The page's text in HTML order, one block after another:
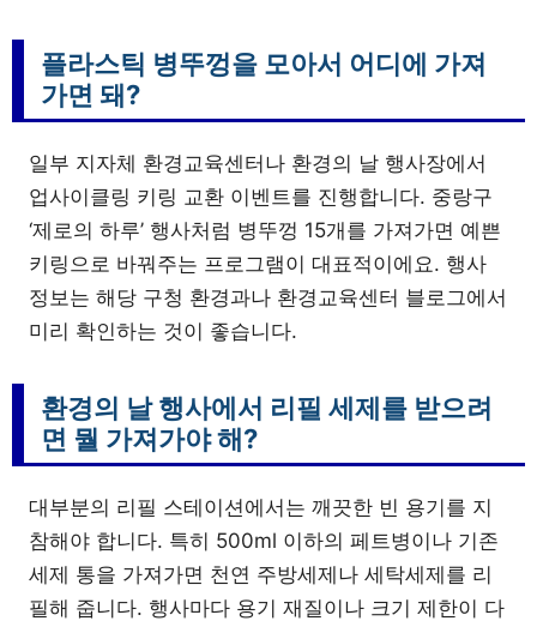
플라스틱 병뚜껑을 모아서 어디에 가져
가면 돼?
일부 지자체 환경교육센터나 환경의 날 행사장에서
업사이클링 키링 교환 이벤트를 진행합니다. 중랑구
‘제로의 하루’ 행사처럼 병뚜껑 15개를 가져가면 예쁜
키링으로 바꿔주는 프로그램이 대표적이에요. 행사
정보는 해당 구청 환경과나 환경교육센터 블로그에서
미리 확인하는 것이 좋습니다.
환경의 날 행사에서 리필 세제를 받으려
면 뭘 가져가야 해?
대부분의 리필 스테이션에서는 깨끗한 빈 용기를 지
참해야 합니다. 특히 500ml 이하의 페트병이나 기존
세제 통을 가져가면 천연 주방세제나 세탁세제를 리
필해 줍니다. 행사마다 용기 재질이나 크기 제한이 다